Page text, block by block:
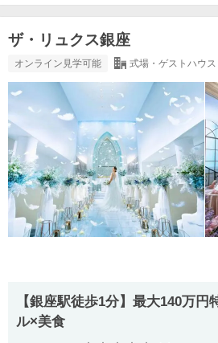
ザ・リュクス銀座
オンライン見学可能 式場・ゲストハウス
【銀座駅徒歩1分】最大140万円
ル×美食